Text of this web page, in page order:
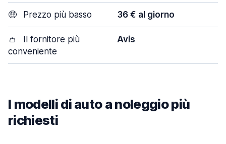
🤑 Prezzo più basso 36 € al giorno
👛
Il fornitore più
conveniente
Avis
I modelli di auto a noleggio più
richiesti